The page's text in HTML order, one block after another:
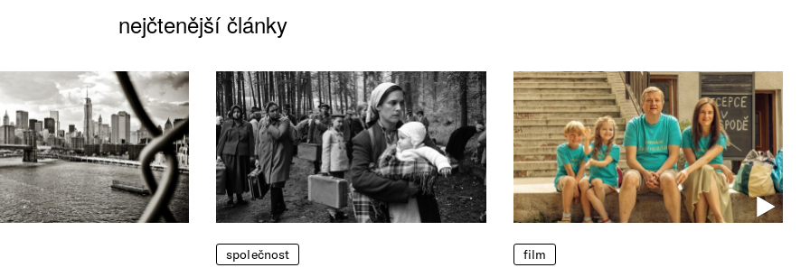
nejčtenější články
společnost film